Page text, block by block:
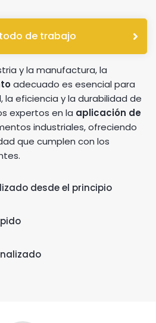
de trabajo
y la manufactura, la
adecuado es esencial para
la eficiencia y la durabilidad de
expertos en la aplicación de
industriales, ofreciendo
que cumplen con los
desde el principio